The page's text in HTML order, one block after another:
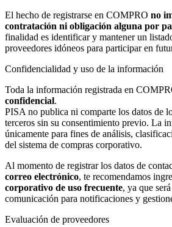
El hecho de registrarse en COMPRO no
contratación ni obligación alguna por
finalidad es identificar y mantener un
proveedores idóneos para participar en
Confidencialidad y uso de la información
Toda la información registrada en
confidencial.
PISA no publica ni comparte los datos de
terceros sin su consentimiento previo. La
únicamente para fines de análisis,
del sistema de compras corporativo.
Al momento de registrar los datos de
correo electrónico, te recomendamos
corporativo de uso frecuente, ya que
comunicación para notificaciones y
Evaluación de proveedores